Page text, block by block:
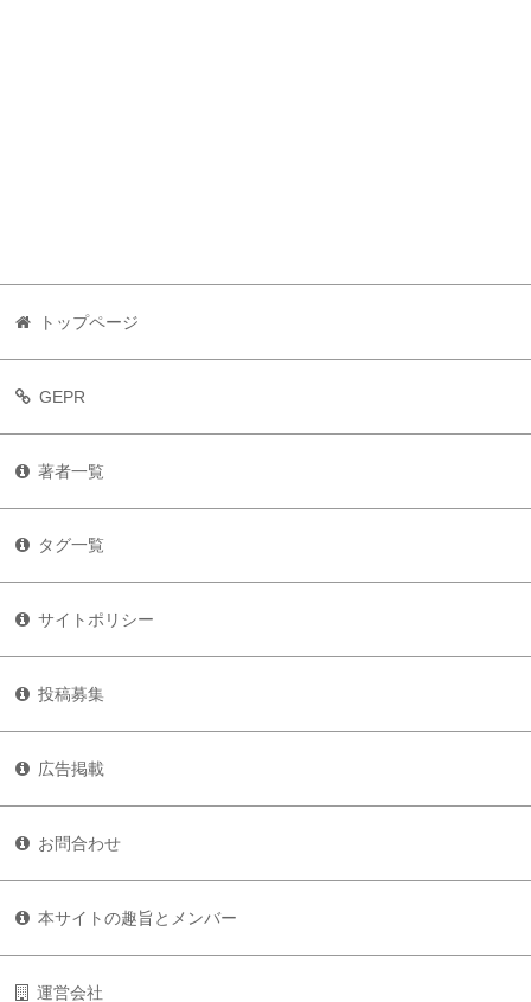
トップページ
GEPR
著者一覧
タグ一覧
サイトポリシー
投稿募集
広告掲載
お問合わせ
本サイトの趣旨とメンバー
運営会社